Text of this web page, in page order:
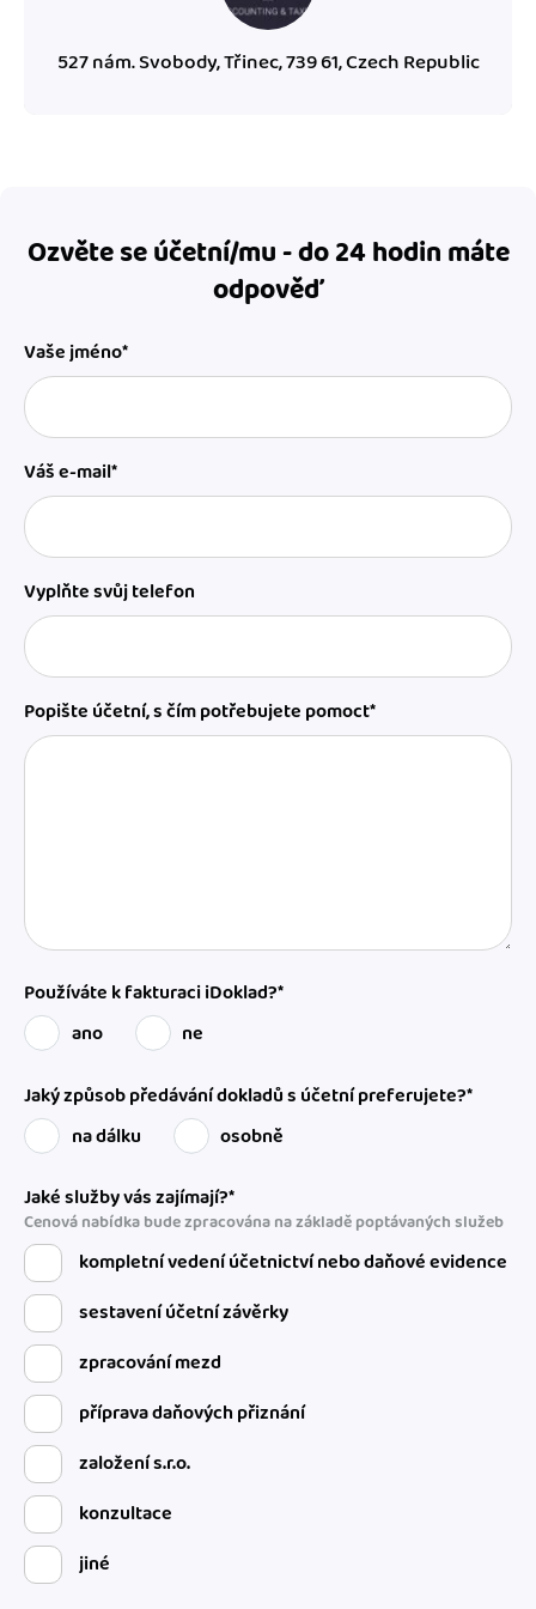
527 nám. Svobody, Třinec, 739 61, Czech Republic
Ozvěte se účetní/mu - do 24 hodin máte
odpověď
Vaše jméno*
Váš e-mail*
Vyplňte svůj telefon
Popište účetní, s čím potřebujete pomoct*
Používáte k fakturaci iDoklad?*
ano
ne
Jaký způsob předávání dokladů s účetní preferujete?*
na dálku
osobně
Jaké služby vás zajímají?*
Cenová nabídka bude zpracována na základě poptávaných služeb
kompletní vedení účetnictví nebo daňové evidence
sestavení účetní závěrky
zpracování mezd
příprava daňových přiznání
založení s.r.o.
konzultace
jiné